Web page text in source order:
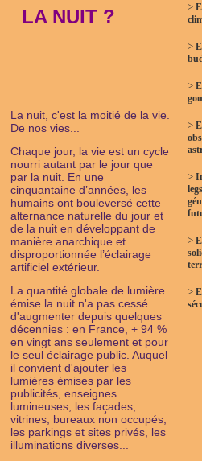
LA NUIT ?
La nuit, c'est la moitié de la vie.
De nos vies...
Chaque jour, la vie est un cycle
nourri autant par le jour que
par la nuit. En une
cinquantaine d’années, les
humains ont bouleversé cette
alternance naturelle du jour et
de la nuit en développant de
manière anarchique et
disproportionnée l’éclairage
artificiel extérieur.
La quantité globale de lumière
émise la nuit n'a pas cessé
d'augmenter depuis quelques
décennies : en France, + 94 %
en vingt ans seulement et pour
le seul éclairage public. Auquel
il convient d'ajouter les
lumières émises par les
publicités, enseignes
lumineuses, les façades,
vitrines, bureaux non occupés,
les parkings et sites privés, les
illuminations diverses...
>
>
>
>
>
>
>